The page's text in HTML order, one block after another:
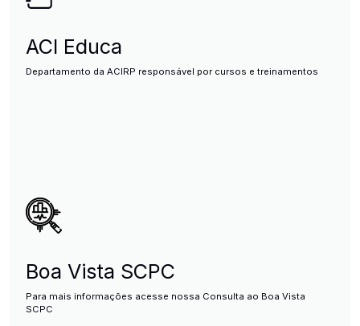
ACI Educa
Departamento da ACIRP responsável por cursos e treinamentos
Boa Vista SCPC
Para mais informações acesse nossa Consulta ao Boa Vista
SCPC